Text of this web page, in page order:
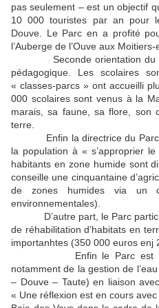
pas seulement – est un objectif
10 000 touristes par an pour
Douve. Le Parc en a profité
l’Auberge de l’Ouve aux Moitiers-
Seconde orientation du
pédagogique. Les scolaires
« classes-parcs » ont accueilli
000 scolaires sont venus à la
marais, sa faune, sa flore, son
terre.
Enfin la directrice du Parc
la population à « s’approprier
habitants en zone humide sont
conseille une cinquantaine
de zones humides via un
environnementales).
D’autre part, le Parc
de réhabilitation d’habitats en
importanhtes (350 000 euros enj
Enfin le Parc est un
notamment de la gestion de
– Douve – Taute) en liaison
« Une réflexion est en cours